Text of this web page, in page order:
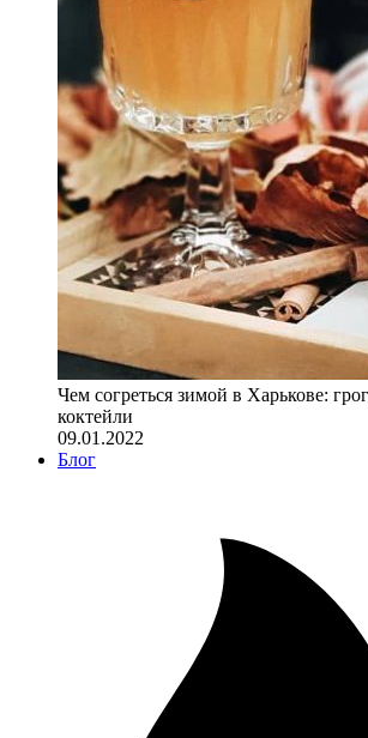
Чем согреться зимой в Харькове:
коктейли
09.01.2022
Блог